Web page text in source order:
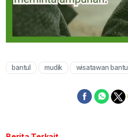
bantul mudik wisatawan bantul